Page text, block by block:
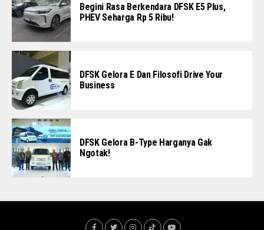
Begini Rasa Berkendara DFSK E5 Plus,
PHEV Seharga Rp 5 Ribu!
DFSK Gelora E Dan Filosofi Drive Your
Business
DFSK Gelora B-Type Harganya Gak
Ngotak!